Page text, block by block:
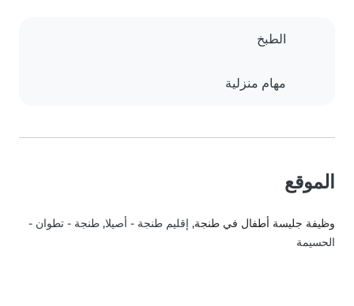
الطبخ
مهام منزلية
الموقع
وظيفة جليسة أطفال في طنجة, إقليم طنجة - أصيلا, طنجة - تطوان -
الحسيمة